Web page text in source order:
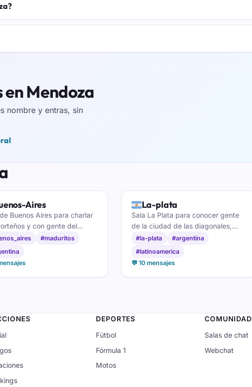
Mendoza
nombre y entras, sin
Aires
Buenos Aires para charlar
y con gente del
Bondi, café y
a cualquier hora,
y sin registro.
#maduritos
🇦🇷La-plata
Sala La Plata para conocer gente
de la ciudad de las diagonales,
charlar con platenses y hacer
amistades en la capital
bonaerense.
#la-plata
#argentina
#latinoamerica
💬 10 mensajes
DEPORTES
Fútbol
Fórmula 1
Motos
COMUNIDAD
Salas de chat
Webchat